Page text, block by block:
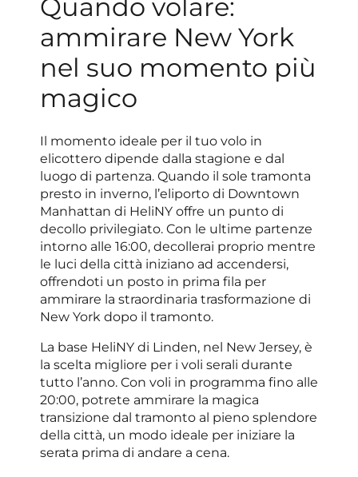
Quando volare:
ammirare New York
nel suo momento più
magico
Il momento ideale per il tuo volo in
elicottero dipende dalla stagione e dal
luogo di partenza. Quando il sole tramonta
presto in inverno, l’eliporto di Downtown
Manhattan di HeliNY offre un punto di
decollo privilegiato. Con le ultime partenze
intorno alle 16:00, decollerai proprio mentre
le luci della città iniziano ad accendersi,
offrendoti un posto in prima fila per
ammirare la straordinaria trasformazione di
New York dopo il tramonto.
La base HeliNY di Linden, nel New Jersey, è
la scelta migliore per i voli serali durante
tutto l’anno. Con voli in programma fino alle
20:00, potrete ammirare la magica
transizione dal tramonto al pieno splendore
della città, un modo ideale per iniziare la
serata prima di andare a cena.